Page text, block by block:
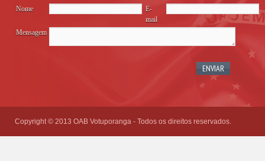
Nome
E-
mail
Mensagem
Copyright © 2013 OAB Votuporanga - Todos os direitos reservados.